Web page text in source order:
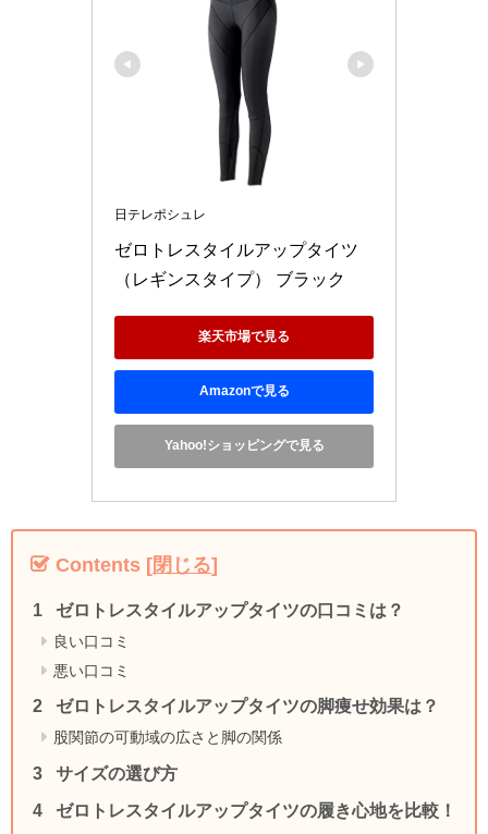
日テレポシュレ
ゼロトレスタイルアップタイツ
（レギンスタイプ） ブラック
楽天市場で見る
Amazonで見る
Yahoo!ショッピングで見る
Contents [閉じる]
ゼロトレスタイルアップタイツの口コミは？
良い口コミ
悪い口コミ
ゼロトレスタイルアップタイツの脚痩せ効果は？
股関節の可動域の広さと脚の関係
サイズの選び方
ゼロトレスタイルアップタイツの履き心地を比較！